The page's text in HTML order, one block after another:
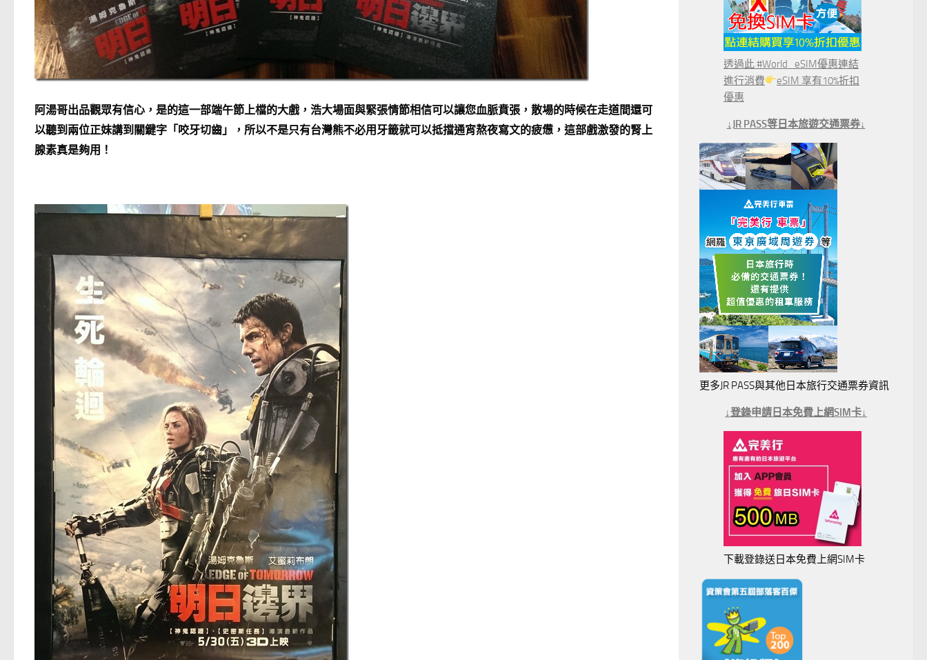
阿湯哥出品觀眾有信心，是的這一部端午節上檔的大戲，浩大場面與緊張情節相信可以讓您血脈賁張，散場的時候在走道間還可
以聽到兩位正妹講到關鍵字「咬牙切齒」，所以不是只有台灣熊不必用牙籤就可以抵擋通宵熬夜寫文的疲憊，這部戲激發的腎上
腺素真是夠用！
透過此 #World_eSIM優惠連結
進行消費
eSIM 享有10%折扣
優惠
↓JR PASS等日本旅遊交通票券↓
更多JR PASS與其他日本旅行交通票券資訊
↓登錄申請日本免費上網SIM卡↓
下載登錄送日本免費上網SIM卡